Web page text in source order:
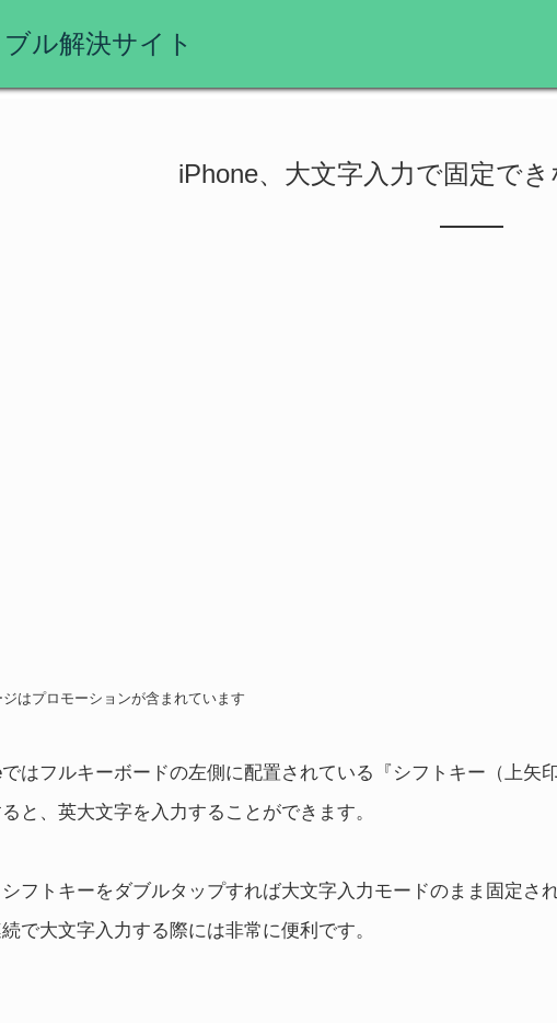
ル解決サイト
iPhone、大文字入力で固定で
はプロモーションが含まれています
ではフルキーボードの左側に配置されている『シフトキー（上矢
と、英大文字を入力することができます。
シフトキーをダブルタップすれば大文字入力モードのまま固定さ
で大文字入力する際には非常に便利です。